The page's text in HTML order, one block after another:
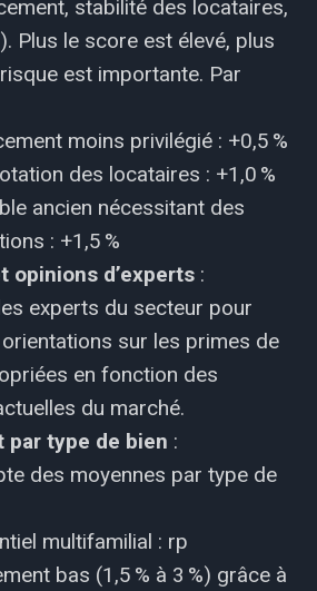
stabilité des locataires,
Plus le score est élevé, plus
est importante. Par
moins privilégié : +0,5 %
des locataires : +1,0 %
ancien nécessitant des
: +1,5 %
opinions d’experts :
experts du secteur pour
sur les primes de
en fonction des
du marché.
par type de bien :
des moyennes par type de
multifamilial : rp
bas (1,5 % à 3 %) grâce à